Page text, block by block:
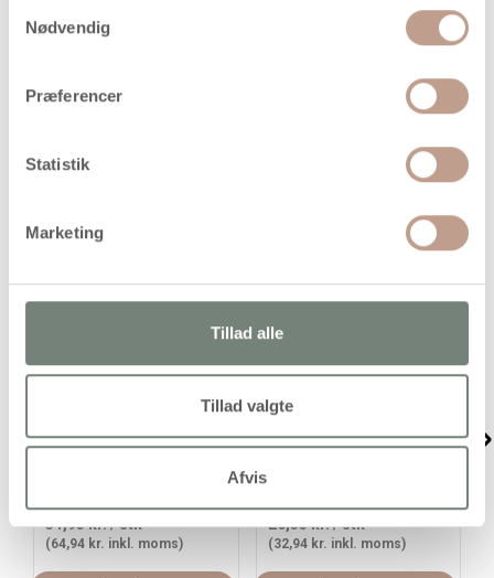
Nødvendig
Præferencer
Statistik
Marketing
Tillad alle
Tillad valgte
Afvis
strygefiksering holder farverne sig flot i vask ved 40 grader
ml/ 1 fl.
51,95 kr./ stk
(64,94 kr. inkl. moms)
halvdækkende, orange,
26,35 kr./ stk
(32,94 kr. inkl. moms)